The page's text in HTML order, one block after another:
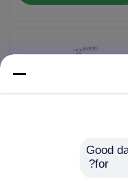
سیستم تعلیق
Good
for?